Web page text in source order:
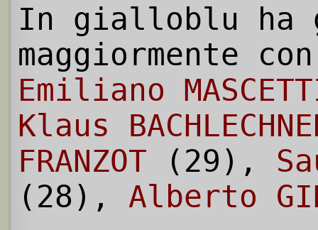
In gialloblu ha
maggiormente
Emiliano
Klaus
FRANZOT (29),
(28), Alberto